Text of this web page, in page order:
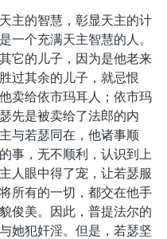
主的智慧，彰显天主的计
一个充满天主智慧的人。
它的儿子，因为是他老来
过其余的儿子，就忌恨
卖给依市玛耳人；依市玛
先是被卖给了法郎的内
与若瑟同在，他诸事顺
事，无不顺利，认识到上
人眼中得了宠，让若瑟服
所有的一切，都交在他手
俊美。因此，普提法尔的
她犯奸淫。但是，若瑟坚